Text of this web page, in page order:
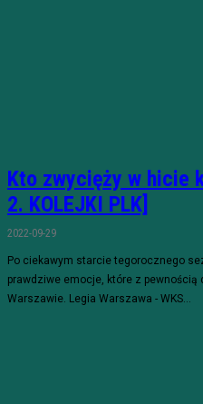
Kto zwycięży w hicie
2. KOLEJKI PLK]
2022-09-29
Po ciekawym starcie tegorocznego
prawdziwe emocje, które z
Warszawie. Legia Warszawa - WKS...